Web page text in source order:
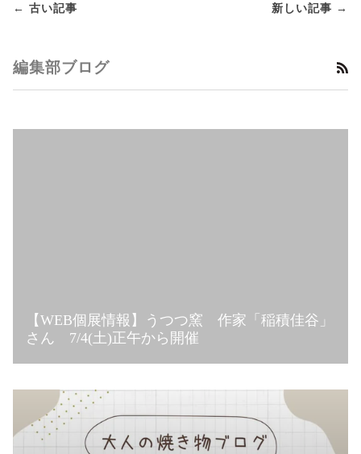
← 古い記事 新しい記事 →
編集部ブログ
【WEB個展情報】うつつ窯 作家「稲積佳谷」
さん 7/4(土)正午から開催